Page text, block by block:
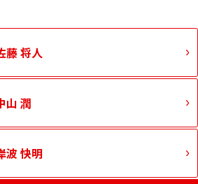
藤 将人
山 潤
波 快明